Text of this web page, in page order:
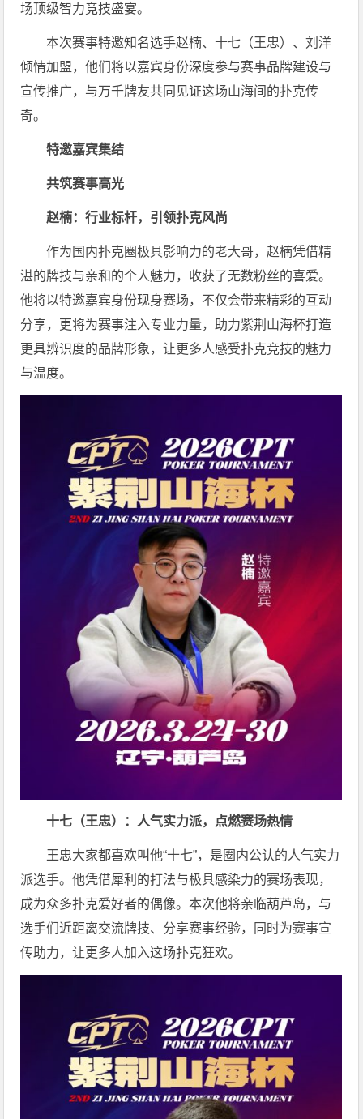
场顶级智力竞技盛宴。
本次赛事特邀知名选手赵楠、十七（王忠）、刘洋
倾情加盟，他们将以嘉宾身份深度参与赛事品牌建设与
宣传推广，与万千牌友共同见证这场山海间的扑克传
奇。
特邀嘉宾集结
共筑赛事高光
赵楠：行业标杆，引领扑克风尚
作为国内扑克圈极具影响力的老大哥，赵楠凭借精
湛的牌技与亲和的个人魅力，收获了无数粉丝的喜爱。
他将以特邀嘉宾身份现身赛场，不仅会带来精彩的互动
分享，更将为赛事注入专业力量，助力紫荆山海杯打造
更具辨识度的品牌形象，让更多人感受扑克竞技的魅力
与温度。
十七（王忠）：人气实力派，点燃赛场热情
王忠大家都喜欢叫他“十七”，是圈内公认的人气实力
派选手。他凭借犀利的打法与极具感染力的赛场表现，
成为众多扑克爱好者的偶像。本次他将亲临葫芦岛，与
选手们近距离交流牌技、分享赛事经验，同时为赛事宣
传助力，让更多人加入这场扑克狂欢。